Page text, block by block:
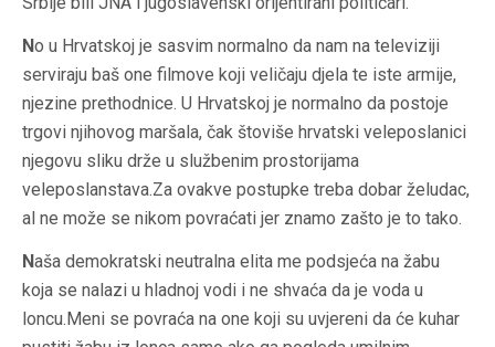
No u Hrvatskoj je sasvim normalno da nam na televiziji
serviraju baš one filmove koji veličaju djela te iste armije,
njezine prethodnice. U Hrvatskoj je normalno da postoje
trgovi njihovog maršala, čak štoviše hrvatski veleposlanici
njegovu sliku drže u službenim prostorijama
veleposlanstava.Za ovakve postupke treba dobar želudac,
al ne može se nikom povraćati jer znamo zašto je to tako.
Naša demokratski neutralna elita me podsjeća na žabu
koja se nalazi u hladnoj vodi i ne shvaća da je voda u
loncu.Meni se povraća na one koji su uvjereni da će kuhar